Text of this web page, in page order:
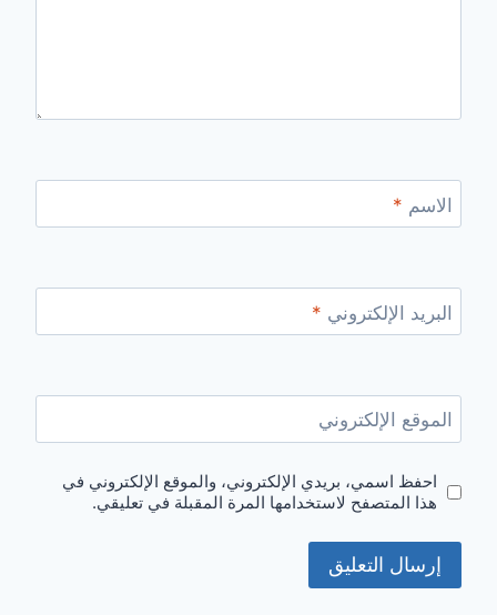
الاسم *
البريد الإلكتروني *
الموقع الإلكتروني
احفظ اسمي، بريدي الإلكتروني، والموقع الإلكتروني في
هذا المتصفح لاستخدامها المرة المقبلة في تعليقي.